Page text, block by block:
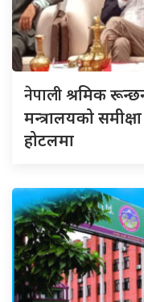
नेपालीश्रमिक
मन्त्रालयको
होटलमा